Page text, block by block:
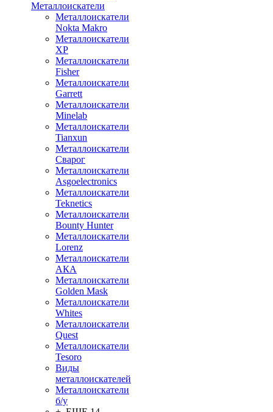
Металлоискатели
Металлоискатели
Nokta Makro
Металлоискатели
XP
Металлоискатели
Fisher
Металлоискатели
Garrett
Металлоискатели
Minelab
Металлоискатели
Tianxun
Металлоискатели
Сварог
Металлоискатели
Asgoelectronics
Металлоискатели
Teknetics
Металлоискатели
Bounty Hunter
Металлоискатели
Lorenz
Металлоискатели
АКА
Металлоискатели
Golden Mask
Металлоискатели
Whites
Металлоискатели
Quest
Металлоискатели
Tesoro
Виды
металлоискателей
Металлоискатели
б/у